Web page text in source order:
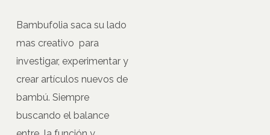
Bambufolia saca su lado
mas creativo para
investigar, experimentar y
crear artículos nuevos de
bambú. Siempre
buscando el balance